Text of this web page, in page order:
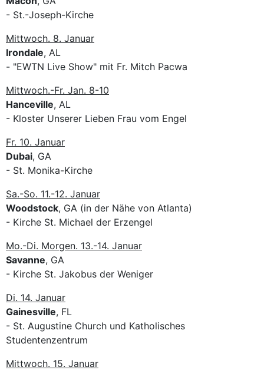
- St.-Joseph-Kirche
Mittwoch. 8. Januar
Irondale, AL
- "EWTN Live Show" mit Fr. Mitch Pacwa
Mittwoch.-Fr. Jan. 8-10
Hanceville, AL
- Kloster Unserer Lieben Frau vom Engel
Fr. 10. Januar
Dubai, GA
- St. Monika-Kirche
Sa.-So. 11.-12. Januar
Woodstock, GA (in der Nähe von Atlanta)
- Kirche St. Michael der Erzengel
Mo.-Di. Morgen. 13.-14. Januar
Savanne, GA
- Kirche St. Jakobus der Weniger
Di. 14. Januar
Gainesville, FL
- St. Augustine Church und Katholisches
Studentenzentrum
Mittwoch. 15. Januar